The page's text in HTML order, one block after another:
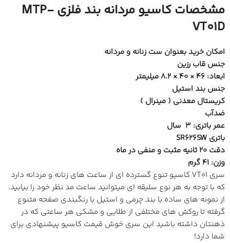
مشخصات کاسیو مردانه بند فلزی MTP-
VT01D
امکان خرید بعنوان ست زنانه و مردانه
جنس قاب رزین
ابعاد: 46 × 40 × 8.2 میلیمتر
جنس بند استیل
کریستال معدنی ( مینرال )
ضدآب
عمر باتری: 3 سال
باتری SR626SW
دقت 20 ثانیه مثبت و منفی در ماه
وزن: 41 گرم
سری VT01 کاسیو تنوع گسترده ای از ساعت های زنانه و مردانه دارد
که با توجه به هر نوع سلیقه ای میتوانید ساعت مد نظر خود را بیابید.
از نمونه های ساده با بند چرمی و استیل با رنگبندی صفحه متنوع
گرفته تا روکش های مختلفی از طلایی و مشکی هر ساعتی که در
ذهنتان داشته باشید این سری خوش قیمت کاسیو پیشنهادی برای
شما دارد!